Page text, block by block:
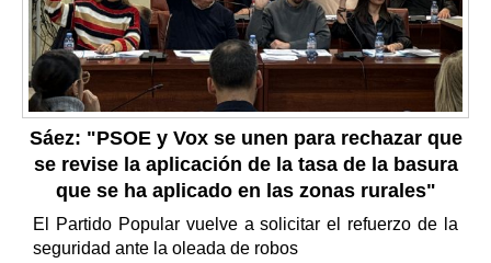
Sáez: "PSOE y Vox se unen para rechazar que
se revise la aplicación de la tasa de la basura
que se ha aplicado en las zonas rurales"
El Partido Popular vuelve a solicitar el refuerzo de la
seguridad ante la oleada de robos